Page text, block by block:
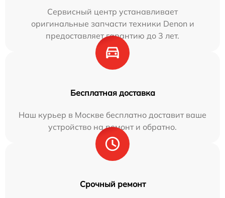
Сервисный центр устанавливает
оригинальные запчасти техники Denon и
предоставляет гарантию до 3 лет.
Бесплатная доставка
Наш курьер в Москве бесплатно доставит ваше
устройство на ремонт и обратно.
Срочный ремонт